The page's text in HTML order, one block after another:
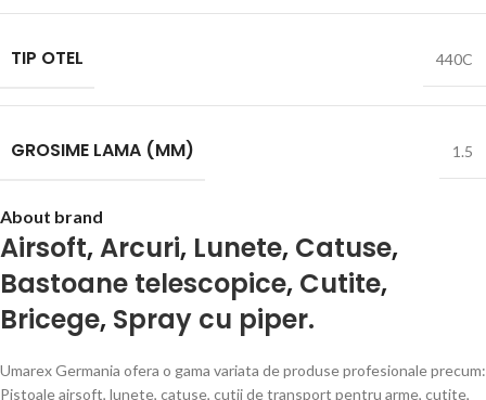
TIP OTEL 440C
GROSIME LAMA (MM) 1.5
About brand
Airsoft,Arcuri, Lunete, Catuse,
Bastoane telescopice, Cutite,
Bricege, Spray cu piper.
Umarex Germania ofera o gama variata de produse profesionale precum:
Pistoale airsoft, lunete, catuse, cutii de transport pentru arme, cutite,